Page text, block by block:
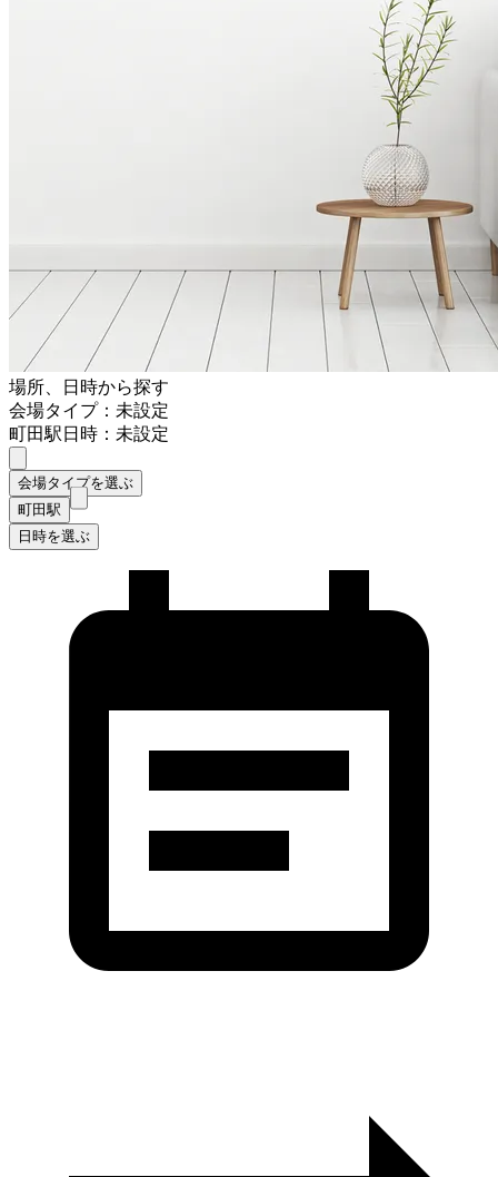
場所、日時から探す
会場タイプ：未設定
町田駅日時：未設定
会場タイプを選ぶ
町田駅
日時を選ぶ